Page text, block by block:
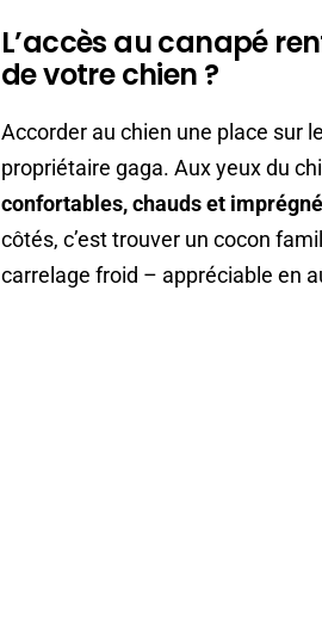
L’accès au canapé
de votre chien ?
Accorder au chien une place sur
propriétaire gaga. Aux yeux du
confortables, chauds et
côtés, c’est trouver un cocon
carrelage froid – appréciable en